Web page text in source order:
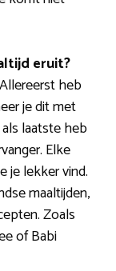
eruit?
heb
je dit met
laatste heb
Elke
je lekker vind.
maaltijden,
Zoals
of Babi